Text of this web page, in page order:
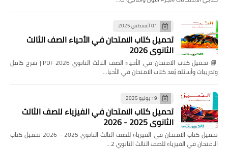
01 أغسطس 2025
تحميل كتاب الامتحان في الأحياء الصف الثالث
الثانوي 2026
📘 تحميل كتاب الامتحان في الأحياء الصف الثالث الثانوي 2026 PDF | شرح كامل
وتدريبات وأسئلة يُعد كتاب الامتحان في الأحيا…
19 يوليو 2025
تحميل كتاب الامتحان في الفيزياء للصف الثالث
الثانوي 2025 - 2026
تحميل كتاب الامتحان في الفيزياء للصف الثالث الثانوي 2025 - 2026 تحميل كتاب
الامتحان في الفيزياء للصف الثالث الثانوي 2…